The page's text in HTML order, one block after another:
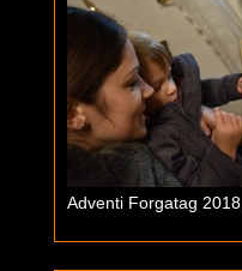
Adventi Forgatag 2018.